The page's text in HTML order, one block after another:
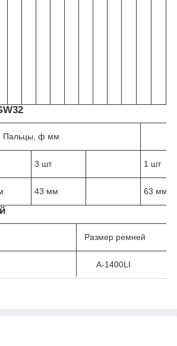
Пальцы, ф мм
3 шт 1 шт
43 мм 63 мм
Размер ремней
А-1400LI